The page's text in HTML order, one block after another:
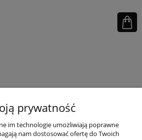
MOJE KONTO
prywatność
im technologie umożliwiają poprawne
nam dostosować ofertę do Twoich